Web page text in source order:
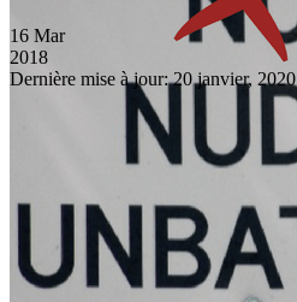
16 Mar
2018
Dernière mise à jour: 20 janvier, 2020